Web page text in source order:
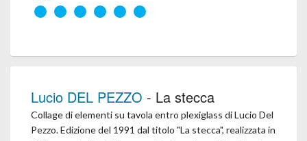
Lucio DEL PEZZO - La stecca
Collage di elementi su tavola entro plexiglass di Lucio Del
Pezzo. Edizione del 1991 dal titolo "La stecca", realizzata in